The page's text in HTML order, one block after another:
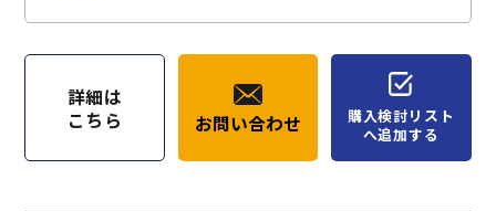
詳細は
こちら
お問い合わせ
購入検討リスト
へ追加する